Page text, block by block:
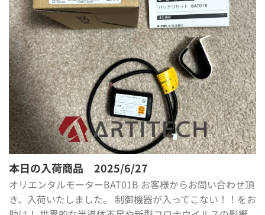
本日の入荷商品 2025/6/27
オリエンタルモーターBAT01B お客様からお問い合わせ頂
き、入荷いたしました。 制御機器が入ってこない！！をお